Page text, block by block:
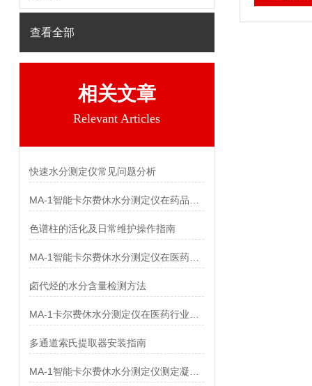
查看全部
相关文章
Relevant Articles
快速水分测定仪常见问题分析
色谱柱的活化及日常维护操作指南
卤代烃的水分含量检测方法
多通道索氏提取器安装指南